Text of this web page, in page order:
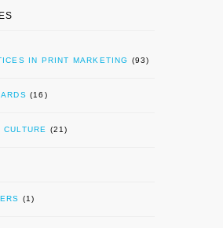
IN PRINT MARKETING (93)
(16)
CULTURE (21)
(1)